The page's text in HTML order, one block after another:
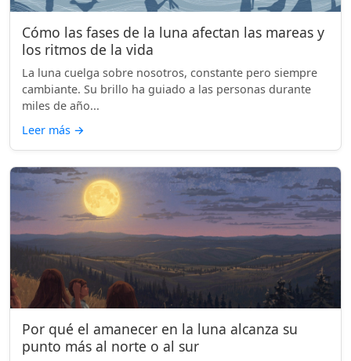
Cómo las fases de la luna afectan las mareas y
los ritmos de la vida
La luna cuelga sobre nosotros, constante pero siempre
cambiante. Su brillo ha guiado a las personas durante
miles de año...
Leer más →
Por qué el amanecer en la luna alcanza su
punto más al norte o al sur